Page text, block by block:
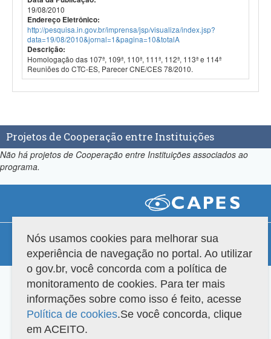
19/08/2010
Endereço Eletrônico:
http://pesquisa.in.gov.br/imprensa/jsp/visualiza/index.jsp?
data=19/08/2010&jornal=1&pagina=10&totalA
Descrição:
Homologação das 107ª, 109ª, 110ª, 111ª, 112ª, 113ª e 114ª
Reuniões do CTC-ES, Parecer CNE/CES 78/2010.
Projetos de Cooperação entre Instituições
Não há projetos de Cooperação entre Instituições associados ao
programa.
Versão do sistema: 3.88.9 Copyright 2022 Capes. Todos os direitos reservados.
Nós usamos cookies para melhorar sua
experiência de navegação no portal. Ao utilizar
o gov.br, você concorda com a política de
monitoramento de cookies. Para ter mais
informações sobre como isso é feito, acesse
Política de cookies.Se você concorda, clique
em ACEITO.